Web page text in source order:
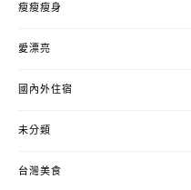
瘦瘦瘦身
愛漂亮
國內外住宿
未分類
台灣美食